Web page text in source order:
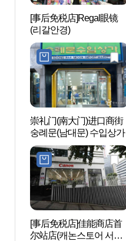
[事后免税店]Regal眼镜
(리갈안경)
崇礼门(南大门)进口商街
숭례문(남대문) 수입상가
[事后免税店]佳能商店首
尔站店(캐논스토어 서울